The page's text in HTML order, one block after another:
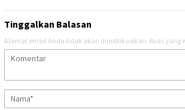
Tinggalkan Balasan
Alamat email Anda tidak akan dipublikasikan. Ruas yang